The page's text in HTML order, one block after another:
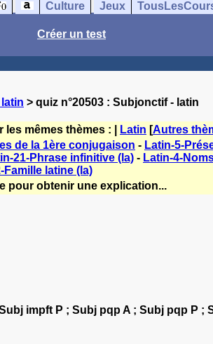
Culture Jeux
Créer un test
> quiz n°20503 : Subjonctif - latin
mêmes thèmes : | Latin [Autres
de la 1ère conjugaison - Latin-5-
21-Phrase infinitive (la) - Latin-4-
Famille latine (la)
pour obtenir une explication...
impft P ; Subj pqp A ; Subj pqp P